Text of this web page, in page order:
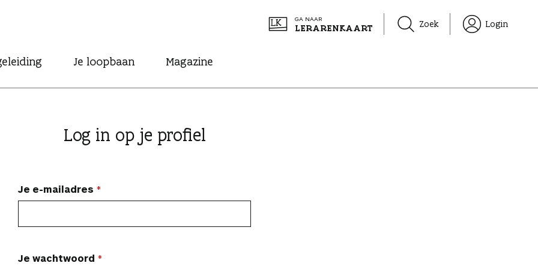
GA NAAR
LERARENKAART Zoek Login
Je loopbaan Magazine
Log in op je profiel
Je e-mailadres
Je wachtwoord